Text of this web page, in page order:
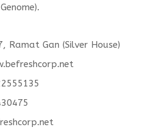
Ramat Gan (Silver House)